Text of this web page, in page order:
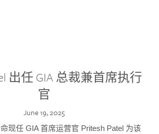
出任 GIA 总裁兼首席执行
官
June 19, 2025
现任 GIA 首席运营官 Pritesh Patel 为该